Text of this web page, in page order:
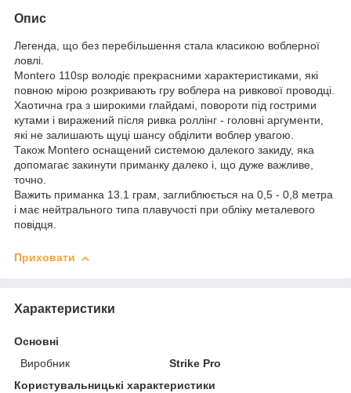
Опис
Легенда, що без перебільшення стала класикою воблерної
ловлі.
Montero 110sp володіє прекрасними характеристиками, які
повною мірою розкривають гру воблера на ривкової проводці.
Хаотична гра з широкими глайдамі, повороти під гострими
кутами і виражений після ривка роллінг - головні аргументи,
які не залишають щуці шансу обділити воблер увагою.
Також Montero оснащений системою далекого закиду, яка
допомагає закинути приманку далеко і, що дуже важливе,
точно.
Важить приманка 13.1 грам, заглиблюється на 0,5 - 0,8 метра
і має нейтрального типа плавучості при обліку металевого
повідця.
Приховати
Характеристики
Основні
Виробник
Strike Pro
Користувальницькі характеристики